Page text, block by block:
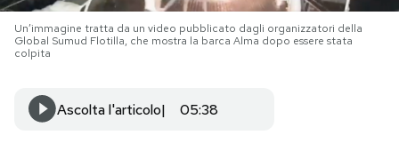
SHOP
Un’immagine tratta da un video pubblicato dagli organizzatori della
Global Sumud Flotilla, che mostra la barca Alma dopo essere stata
colpita
Ascolta l'articolo 05:38